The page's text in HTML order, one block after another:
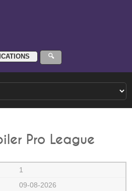
Pro League
1
09-08-2026